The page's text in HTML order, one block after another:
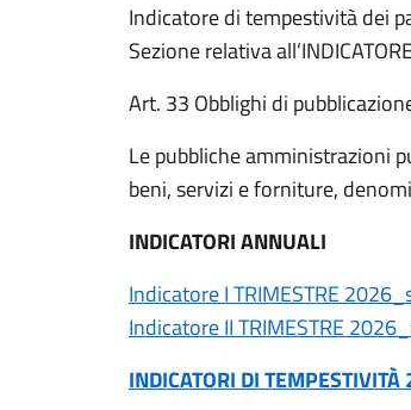
Indicatore di tempestività dei
Sezione relativa
Art. 33 Obblighi di
Le pubbliche amministrazioni
beni, servizi e forniture,
INDICATORI ANNUALI
Indicatore I TRIMESTRE
Indicatore II TRIMESTRE
INDICATORI DI